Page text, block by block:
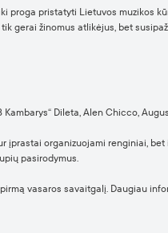
proga pristatyti Lietuvos muzikos
gerai žinomus atlikėjus, bet
Dileta, Alen Chicco,
įprastai organizuojami renginiai, bet
pasirodymus.
vasaros savaitgalį. Daugiau